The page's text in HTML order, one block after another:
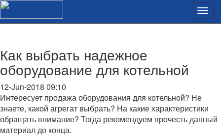
Как выбрать надежное
оборудование для котельной
12-Jun-2018 09:10
Интересует продажа оборудования для котельной? Не
знаете, какой агрегат выбрать? На какие характеристики
обращать внимание? Тогда рекомендуем прочесть данный
материал до конца.